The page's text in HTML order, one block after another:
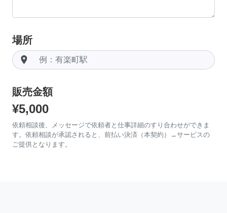
場所
room
販売金額
¥5,000
依頼相談後、メッセージで依頼者と仕事詳細のすり合わせができま
す。依頼相談が承認されると、前払い決済（本契約）→サービスの
ご提供となります。